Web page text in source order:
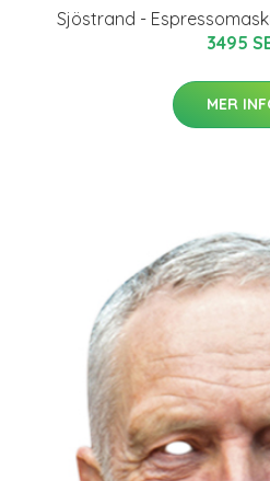
Sjöstrand -
3495
MER